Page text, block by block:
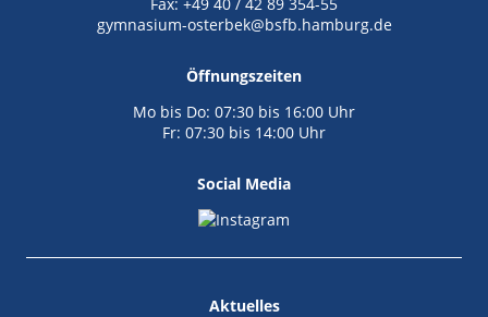
gymnasium-osterbek@bsfb.hamburg.de
Öffnungszeiten
Mo bis Do: 07:30 bis 16:00 Uhr
Fr: 07:30 bis 14:00 Uhr
Social Media
Aktuelles